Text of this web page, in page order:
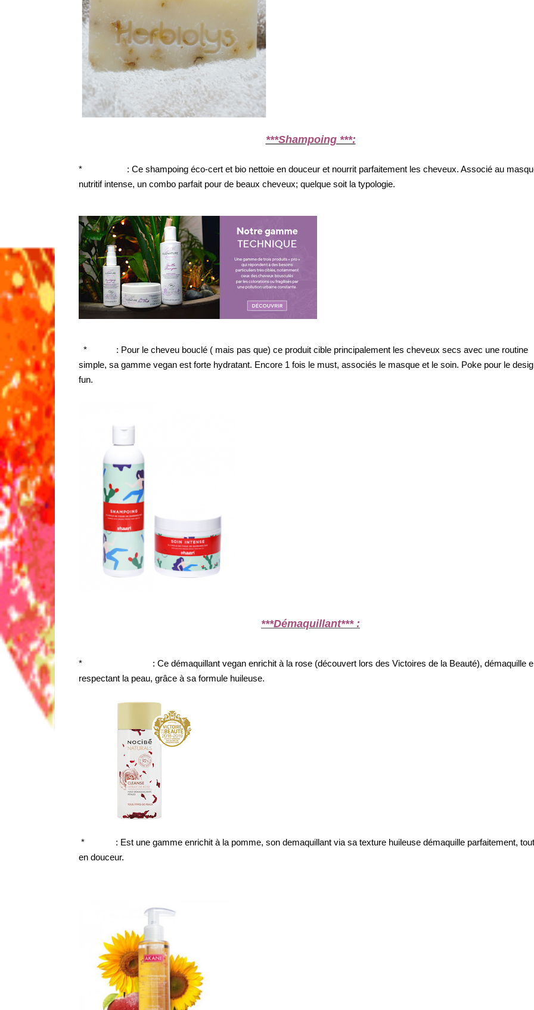
***Shampoing ***:
*
: Ce shampoing éco-cert et bio nettoie en douceur et nourrit parfaitement les cheveux. Associé au
nutritif intense, un combo parfait pour de beaux cheveux; quelque soit la typologie.
*
: Pour le cheveu bouclé ( mais pas que) ce produit cible principalement les cheveux secs avec une routine
simple, sa gamme vegan est forte hydratant. Encore 1 fois le must, associés le masque et le soin. Poke pour le
fun.
***Démaquillant*** :
*
: Ce démaquillant vegan enrichit à la rose (découvert lors des Victoires de la Beauté), démaquille
respectant la peau, grâce à sa formule huileuse.
*
: Est une gamme enrichit à la pomme, son demaquillant via sa texture huileuse démaquille parfaitement, tout
en douceur.